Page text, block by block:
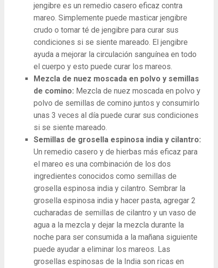
jengibre es un remedio casero eficaz contra
mareo. Simplemente puede masticar jengibre
crudo o tomar té de jengibre para curar sus
condiciones si se siente mareado. El jengibre
ayuda a mejorar la circulación sanguínea en todo
el cuerpo y esto puede curar los mareos.
Mezcla de nuez moscada en polvo y semillas
de comino: Mezcla de nuez moscada en polvo y
polvo de semillas de comino juntos y consumirlo
unas 3 veces al día puede curar sus condiciones
si se siente mareado.
Semillas de grosella espinosa india y cilantro:
Un remedio casero y de hierbas más eficaz para
el mareo es una combinación de los dos
ingredientes conocidos como semillas de
grosella espinosa india y cilantro. Sembrar la
grosella espinosa india y hacer pasta, agregar 2
cucharadas de semillas de cilantro y un vaso de
agua a la mezcla y dejar la mezcla durante la
noche para ser consumida a la mañana siguiente
puede ayudar a eliminar los mareos. Las
grosellas espinosas de la India son ricas en